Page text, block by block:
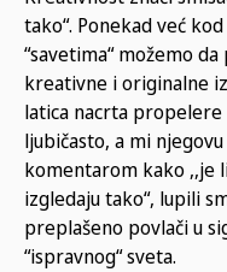
tako“. Ponekad već
“savetima“ možemo
kreativne i originalne
latica nacrta
ljubičasto, a mi
komentarom kako ,,je
izgledaju tako“, lupili
preplašeno povlači u
“ispravnog“ sveta.